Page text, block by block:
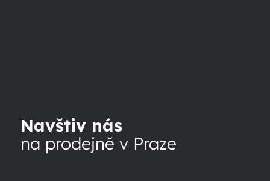
Navštiv nás
na prodejně v Praze